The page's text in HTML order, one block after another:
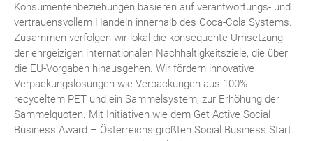
Konsumentenbeziehungen basieren auf verantwortungs- und
vertrauensvollem Handeln innerhalb des Coca-Cola Systems.
Zusammen verfolgen wir lokal die konsequente Umsetzung
der ehrgeizigen internationalen Nachhaltigkeitsziele, die über
die EU-Vorgaben hinausgehen. Wir fördern innovative
Verpackungslösungen wie Verpackungen aus 100%
recyceltem PET und ein Sammelsystem, zur Erhöhung der
Sammelquoten. Mit Initiativen wie dem Get Active Social
Business Award – Österreichs größten Social Business Start